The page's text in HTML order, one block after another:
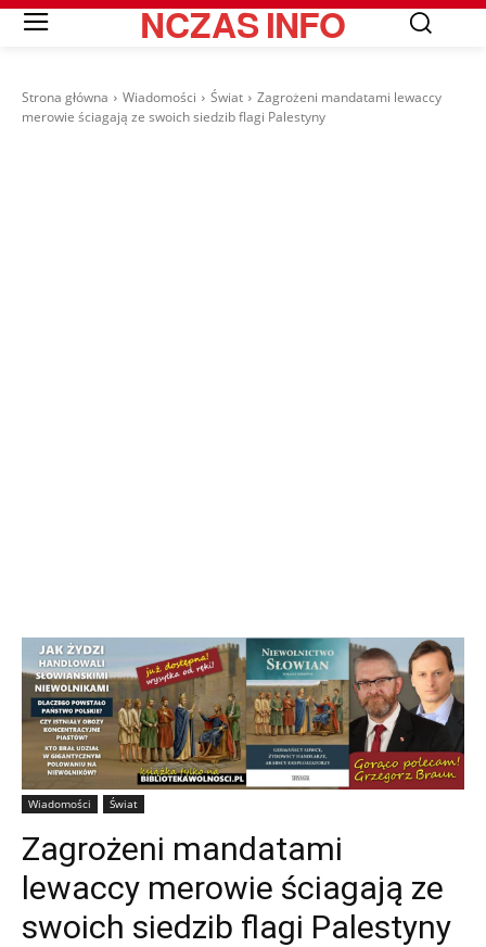
NCZASINFO
Strona główna Wiadomości Świat
Zagrożeni mandatami lewaccy
merowie ściagają ze swoich siedzib flagi Palestyny
Wiadomości Świat
Zagrożeni mandatami
lewaccy merowie ściagają ze
swoich siedzib flagi Palestyny